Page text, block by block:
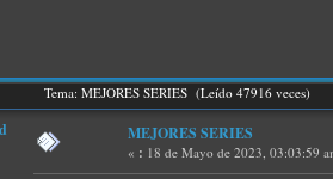
Tema: MEJORES SERIES (Leído 47916 veces)
MEJORES SERIES
« : 18 de Mayo de 2023, 03:03:59